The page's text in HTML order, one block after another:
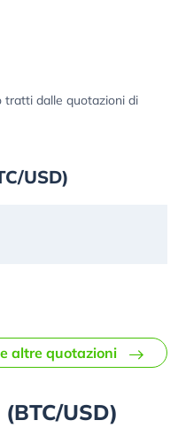
tratti dalle quotazioni di
USD)
altre quotazioni
USD)